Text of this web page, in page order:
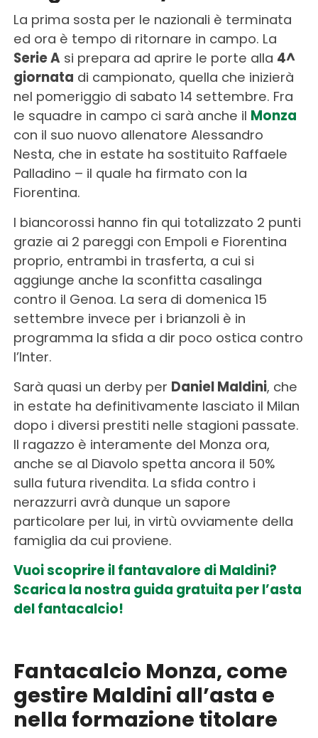
La prima sosta per le nazionali è terminata
ed ora è tempo di ritornare in campo. La
Serie A si prepara ad aprire le porte alla 4^
giornata di campionato, quella che inizierà
nel pomeriggio di sabato 14 settembre. Fra
le squadre in campo ci sarà anche il Monza
con il suo nuovo allenatore Alessandro
Nesta, che in estate ha sostituito Raffaele
Palladino – il quale ha firmato con la
Fiorentina.
I biancorossi hanno fin qui totalizzato 2 punti
grazie ai 2 pareggi con Empoli e Fiorentina
proprio, entrambi in trasferta, a cui si
aggiunge anche la sconfitta casalinga
contro il Genoa. La sera di domenica 15
settembre invece per i brianzoli è in
programma la sfida a dir poco ostica contro
l’Inter.
Sarà quasi un derby per Daniel Maldini, che
in estate ha definitivamente lasciato il Milan
dopo i diversi prestiti nelle stagioni passate.
Il ragazzo è interamente del Monza ora,
anche se al Diavolo spetta ancora il 50%
sulla futura rivendita. La sfida contro i
nerazzurri avrà dunque un sapore
particolare per lui, in virtù ovviamente della
famiglia da cui proviene.
Vuoi scoprire il fantavalore di Maldini?
Scarica la nostra guida gratuita per l’asta
del fantacalcio!
Fantacalcio Monza, come
gestire Maldini all’asta e
nella formazione titolare